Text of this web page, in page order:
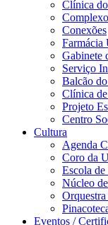
Clínica
Conexões
Farmácia
Gabinete
Serviço
Balcão
Clínica
Projeto
Centro
Cultura
Agenda
Coro da
Escola
Núcleo
Eventos /